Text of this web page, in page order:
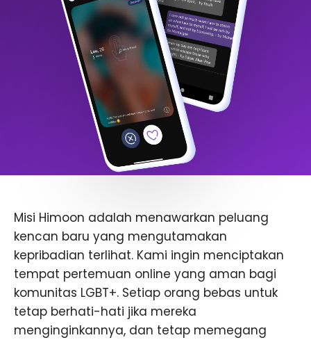
Misi Himoon adalah menawarkan peluang
kencan baru yang mengutamakan
kepribadian terlihat. Kami ingin menciptakan
tempat pertemuan online yang aman bagi
komunitas LGBT+. Setiap orang bebas untuk
tetap berhati-hati jika mereka
menginginkannya, dan tetap memegang